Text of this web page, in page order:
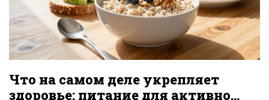
Что на самом деле укрепляет
здоровье: питание для активной